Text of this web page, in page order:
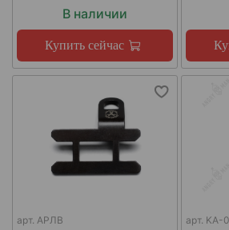
В наличии
Купить сейчас
арт. АРЛВ арт. KA-